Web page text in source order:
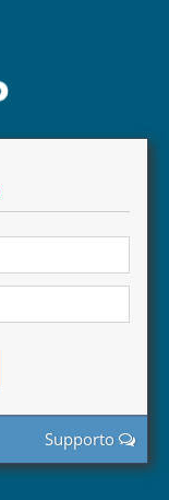
Supporto